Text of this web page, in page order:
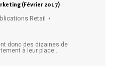
(Février 2017)
Retail
donc des dizaines de
à leur place…